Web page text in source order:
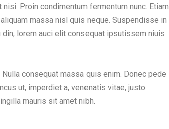
Proin condimentum fermentum nunc. Etiam
massa nisl quis neque. Suspendisse in
lorem auci elit consequat ipsutissem niuis
consequat massa quis enim. Donec pede
ut, imperdiet a, venenatis vitae, justo.
mauris sit amet nibh.